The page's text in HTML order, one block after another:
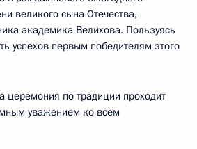
великого сына Отечества,
академика Велихова. Пользуясь
успехов первым победителям этого
церемония по традиции проходит
уважением ко всем